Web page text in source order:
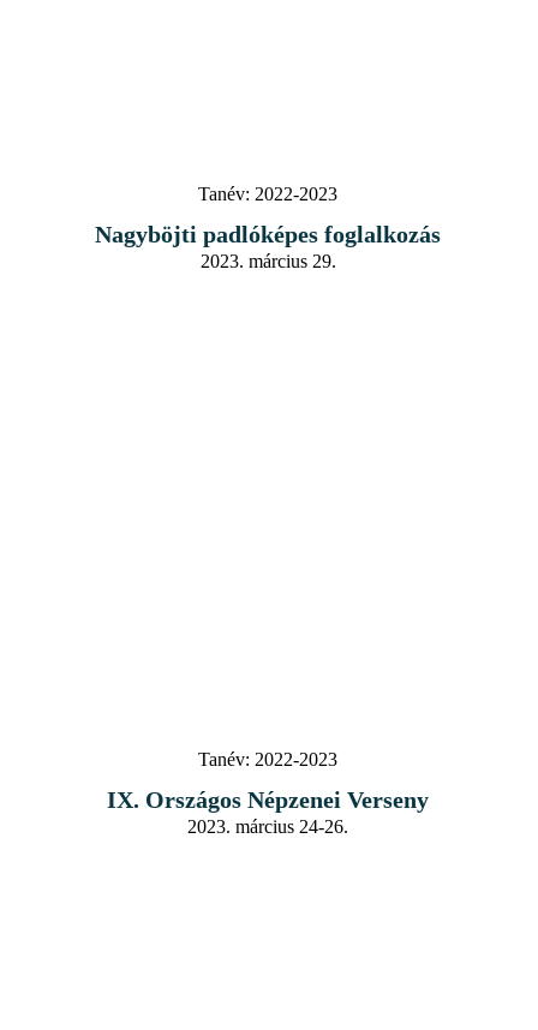
Tanév: 2022-2023
Nagyböjti padlóképes foglalkozás
2023. március 29.
Tanév: 2022-2023
IX. Országos Népzenei Verseny
2023. március 24-26.